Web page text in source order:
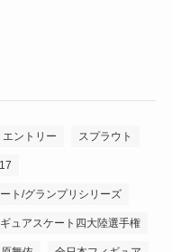
エントリー スプラウト
ト/グランプリシリーズ
ュアスケート四大陸選手権